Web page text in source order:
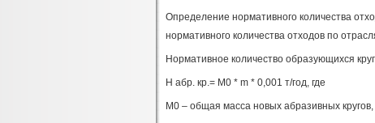
Определение нормативного количества
нормативного количества отходов по
Нормативное количество образующихся
Н абр. кр.= М0 * m * 0,001 т/год, где
М0 – общая масса новых абразивных кругов,